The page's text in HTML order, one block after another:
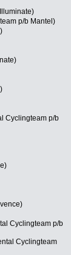
p/b Mantel)
Cyclingteam p/b
Cyclingteam p/b
Cyclingteam